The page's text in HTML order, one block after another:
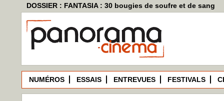
DOSSIER : FANTASIA : 30 bougies de soufre et de sang
NUMÉROS ESSAIS ENTREVUES FESTIVALS